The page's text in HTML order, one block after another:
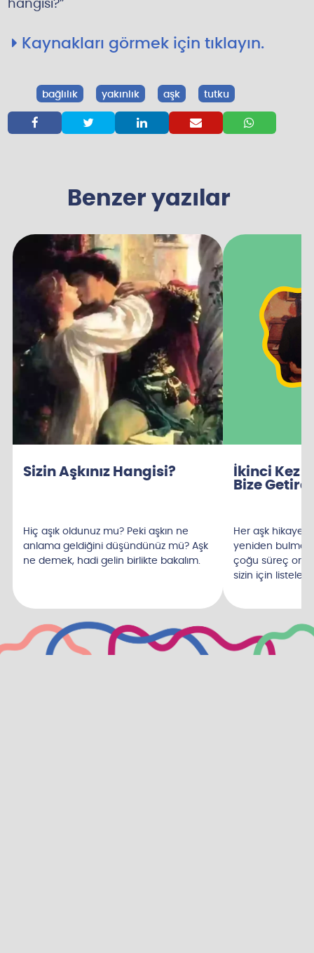
hangisi?”
Kaynakları görmek için tıklayın.
bağlılık yakınlık aşk tutku
    
Benzer yazılar
Sizin Aşkınız Hangisi?
Hiç aşık oldunuz mu? Peki aşkın ne
anlama geldiğini düşündünüz mü? Aşk
ne demek, hadi gelin birlikte bakalım.
İkinci Kez
Bize
Her aşk hikayesi
yeniden bulma
çoğu süreç
sizin için